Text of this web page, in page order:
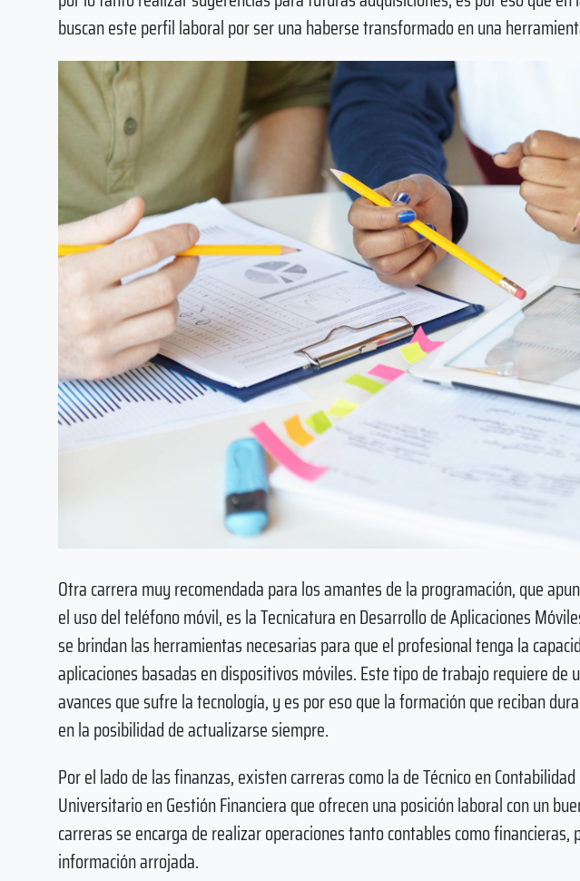
buscan este perfil laboral por ser una haberse transformado en una
Otra carrera muy recomendada para los amantes de la programación, que
el uso del teléfono móvil, es la Tecnicatura en Desarrollo de Aplicaciones
se brindan las herramientas necesarias para que el profesional tenga la
aplicaciones basadas en dispositivos móviles. Este tipo de trabajo requiere de
avances que sufre la tecnología, y es por eso que la formación que reciban
en la posibilidad de actualizarse siempre.
Por el lado de las finanzas, existen carreras como la de Técnico en
Universitario en Gestión Financiera que ofrecen una posición laboral con un
carreras se encarga de realizar operaciones tanto contables como financieras,
información arrojada.